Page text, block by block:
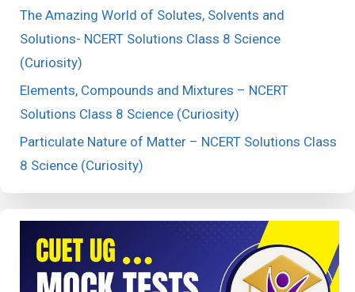
The Amazing World of Solutes, Solvents and
Solutions- NCERT Solutions Class 8 Science
(Curiosity)
Elements, Compounds and Mixtures – NCERT
Solutions Class 8 Science (Curiosity)
Particulate Nature of Matter – NCERT Solutions Class
8 Science (Curiosity)